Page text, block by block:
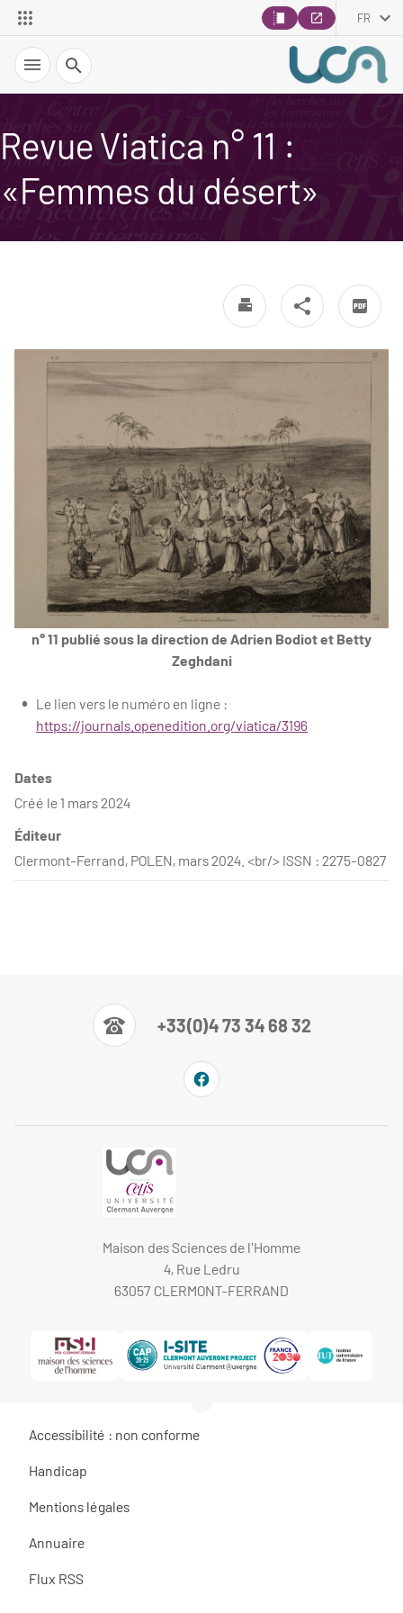
FR
Recherche
Revue Viatica n° 11 :
«Femmes du désert»
n° 11 publié sous la direction de Adrien Bodiot et Betty
Zeghdani
Le lien vers le numéro en ligne :
https://journals.openedition.org/viatica/3196
Dates
Créé le 1 mars 2024
Éditeur
Clermont-Ferrand, POLEN, mars 2024. <br/> ISSN : 2275-0827
+33(0)4 73 34 68 32
Maison des Sciences de l'Homme
4, Rue Ledru
63057 CLERMONT-FERRAND
Accessibilité : non conforme
Handicap
Mentions légales
Annuaire
Flux RSS